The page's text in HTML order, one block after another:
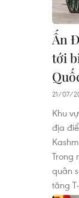
Ấn
tới
21/07/
Khu
địa
Trong
quân
tăng